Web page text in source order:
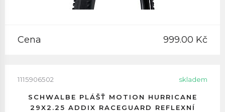
Cena 999.00 Kč
1115906502 skladem
SCHWALBE PLÁŠŤ MOTION HURRICANE
29X2.25 ADDIX RACEGUARD REFLEXNÍ